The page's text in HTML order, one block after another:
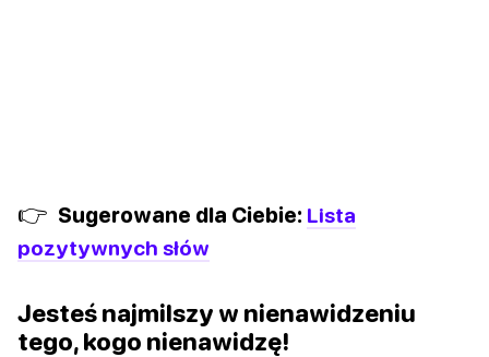
👉 Sugerowane dla Ciebie: Lista
pozytywnych słów
Jesteś najmilszy w nienawidzeniu
tego, kogo nienawidzę!